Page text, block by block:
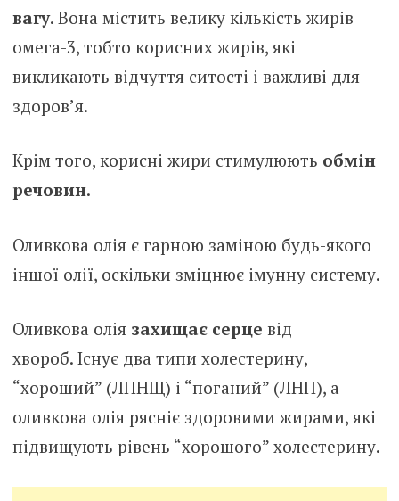
вагу. Вона містить велику кількість жирів
омега-3, тобто корисних жирів, які
викликають відчуття ситості і важливі для
здоров’я.
Крім того, корисні жири стимулюють обмін
речовин.
Оливкова олія є гарною заміною будь-якого
іншої олії, оскільки зміцнює імунну систему.
Оливкова олія захищає серце від
хвороб. Існує два типи холестерину,
“хороший” (ЛПНЩ) і “поганий” (ЛНП), а
оливкова олія рясніє здоровими жирами, які
підвищують рівень “хорошого” холестерину.